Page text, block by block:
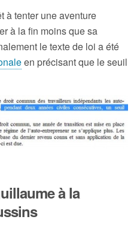
à tenter une aventure
à la fin moins que sa
le texte de loi a été
en précisant que le seuil
à la